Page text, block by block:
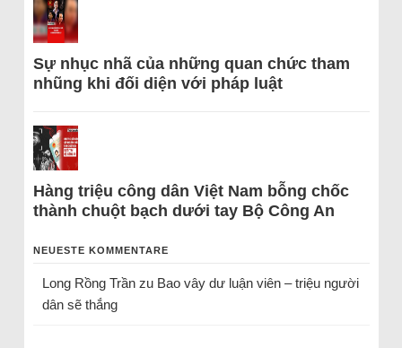
Sự nhục nhã của những quan chức tham
nhũng khi đối diện với pháp luật
Hàng triệu công dân Việt Nam bỗng chốc
thành chuột bạch dưới tay Bộ Công An
NEUESTE KOMMENTARE
Long Rồng Trầnzu Bao vây dư luận viên – triệu người
dân sẽ thắng